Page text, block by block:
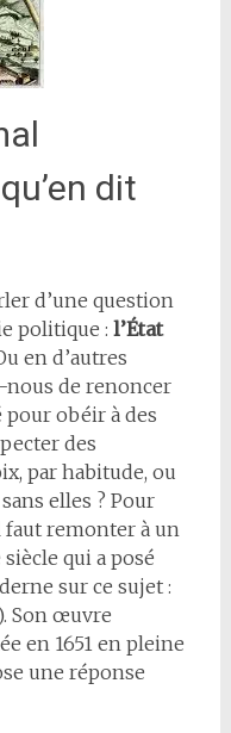
dit
d’une question
politique : l’État
en d’autres
nous de renoncer
obéir à des
des
par habitude, ou
elles ? Pour
remonter à un
qui a posé
sur ce sujet :
Son œuvre
en 1651 en pleine
une réponse